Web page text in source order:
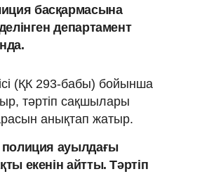
басқармасына
департамент
(ҚК 293-бабы) бойынша
тәртіп сақшылары
анықтап жатыр.
ауылдағы
екенін айтты. Тәртіп